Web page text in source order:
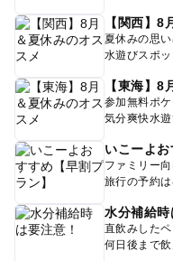
【関西】8
夏休みの思
水遊びスポ
【東海】8
参加無料ポ
気分爽快水
いこーよお
ファミリー
旅行の予約
水分補給時
直飲みしたペ
何日後まで